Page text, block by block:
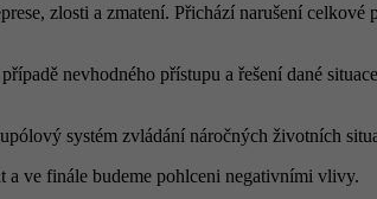
zlosti a zmatení. Přichází narušení
nevhodného přístupu a řešení dané
systém zvládání náročných životních
a ve finále budeme pohlceni negativními vlivy.